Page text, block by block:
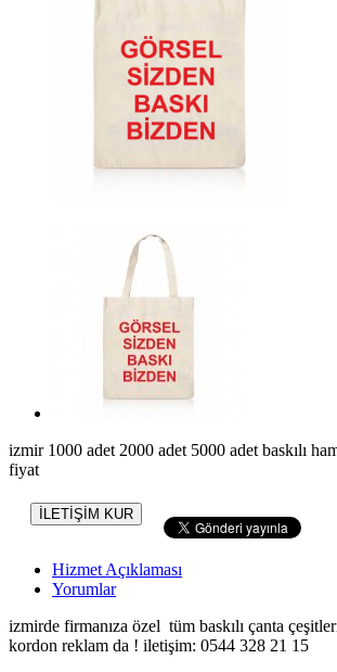
izmir 1000 adet 2000 adet 5000 adet baskılı
fiyat
İLETİŞİM KUR
Hizmet Açıklaması
Yorumlar
izmirde firmanıza özel tüm baskılı çanta
kordon reklam da ! iletişim: 0544 328 21 15